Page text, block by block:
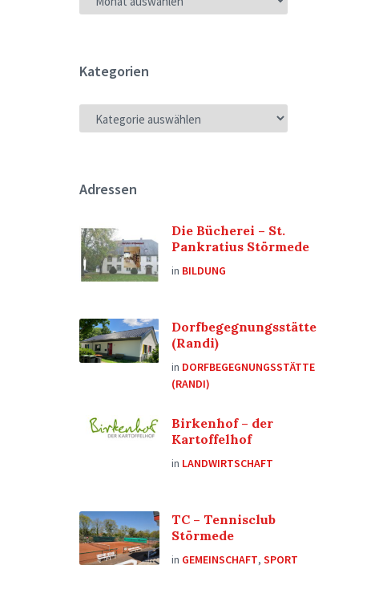
Kategorien
Adressen
Die Bücherei – St.
Pankratius Störmede
in BILDUNG
Dorfbegegnungsstätte
(Randi)
in DORFBEGEGNUNGSSTÄTTE
(RANDI)
Birkenhof – der
Kartoffelhof
in LANDWIRTSCHAFT
TC – Tennisclub
Störmede
in GEMEINSCHAFT,SPORT